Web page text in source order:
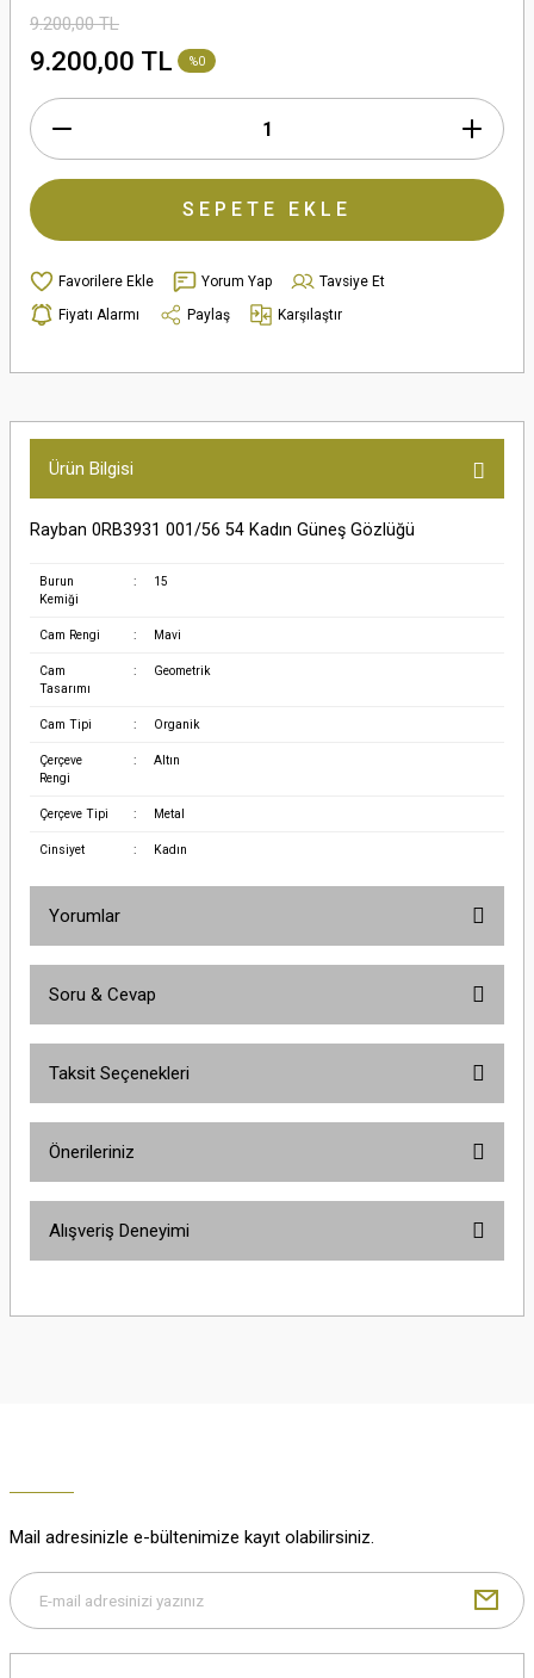
9.200,00 TL
9.200,00 TL %0
SEPETE EKLE
Yorum Yap
Tavsiye Et
Fiyatı Alarmı
Paylaş Karşılaştır
Ürün Bilgisi
Rayban 0RB3931 001/56 54 Kadın Güneş Gözlüğü
Burun
Kemiği
: 15
Cam Rengi : Mavi
Cam
Tasarımı
: Geometrik
Cam Tipi : Organik
Çerçeve
Rengi
: Altın
Çerçeve Tipi : Metal
Cinsiyet : Kadın
Yorumlar
Soru & Cevap
Taksit Seçenekleri
Önerileriniz
yetersiz gördüğünüz noktaları öneri formunu kullanarak tarafımıza
Gönder
Alışveriş Deneyimi
M... K... | 29/12/2025
Mail adresinizle e-bültenimize kayıt olabilirsiniz.